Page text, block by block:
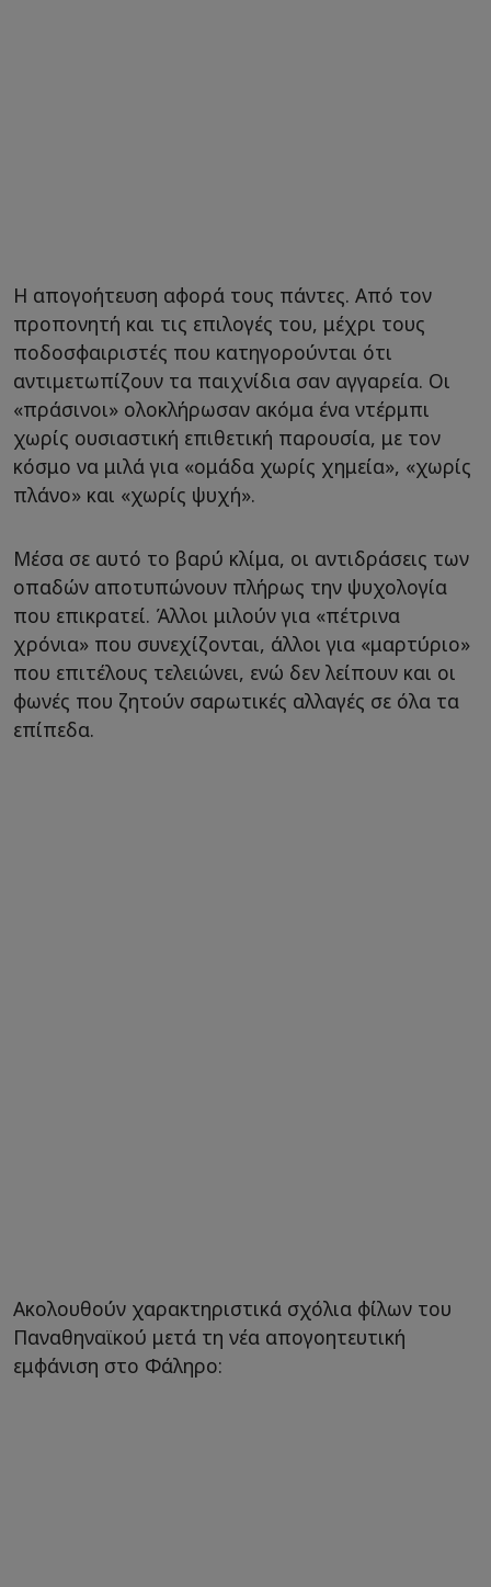
Η απογοήτευση αφορά τους πάντες. Από τον
προπονητή και τις επιλογές του, μέχρι τους
ποδοσφαιριστές που κατηγορούνται ότι
αντιμετωπίζουν τα παιχνίδια σαν αγγαρεία. Οι
«πράσινοι» ολοκλήρωσαν ακόμα ένα ντέρμπι
χωρίς ουσιαστική επιθετική παρουσία, με τον
κόσμο να μιλά για «ομάδα χωρίς χημεία», «χωρίς
πλάνο» και «χωρίς ψυχή».
Μέσα σε αυτό το βαρύ κλίμα, οι αντιδράσεις των
οπαδών αποτυπώνουν πλήρως την ψυχολογία
που επικρατεί. Άλλοι μιλούν για «πέτρινα
χρόνια» που συνεχίζονται, άλλοι για «μαρτύριο»
που επιτέλους τελειώνει, ενώ δεν λείπουν και οι
φωνές που ζητούν σαρωτικές αλλαγές σε όλα τα
επίπεδα.
Ακολουθούν χαρακτηριστικά σχόλια φίλων του
Παναθηναϊκού μετά τη νέα απογοητευτική
εμφάνιση στο Φάληρο: